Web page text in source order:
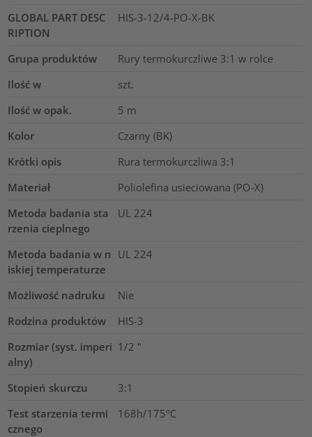
GLOBAL PART DESC
RIPTION
HIS-3-12/4-PO-X-BK
Grupa produktów
Rury termokurczliwe 3:1 w rolce
Ilość w
szt.
Ilość w opak.
5 m
Kolor
Czarny (BK)
Krótki opis
Rura termokurczliwa 3:1
Materiał
Poliolefina usieciowana (PO-X)
Metoda badania sta
rzenia cieplnego
UL 224
Metoda badania w n
iskiej temperaturze
UL 224
Możliwość nadruku
Nie
Rodzina produktów
HIS-3
Rozmiar (syst. imperi
alny)
1/2 "
Stopień skurczu
3:1
Test starzenia termi
cznego
168h/175°C